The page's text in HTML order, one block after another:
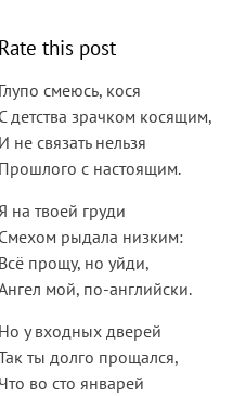
Rate this post
Глупо смеюсь, кося
С детства зрачком косящим,
И не связать нельзя
Прошлого с настоящим.
на твоей груди
Смехом рыдала низким:
Всё прощу, но уйди,
мой, по-английски.
Но у входных дверей
ты долго прощался,
Что во сто январей